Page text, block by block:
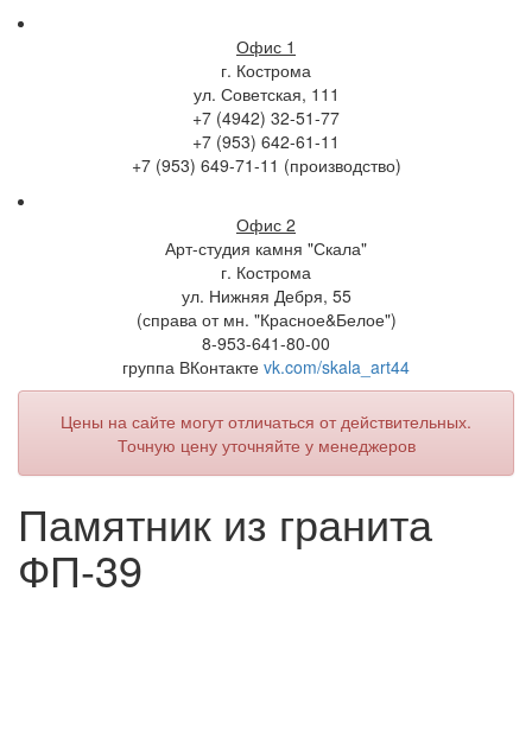
Офис 1
г. Кострома
ул. Советская, 111
+7 (4942) 32-51-77
+7 (953) 642-61-11
+7 (953) 649-71-11 (производство)
Офис 2
Арт-студия камня "Скала"
г. Кострома
ул. Нижняя Дебря, 55
(справа от мн. "Красное&Белое")
8-953-641-80-00
группа ВКонтакте vk.com/skala_art44
Цены на сайте могут отличаться от действительных.
Точную цену уточняйте у менеджеров
Памятник из гранита
ФП-39